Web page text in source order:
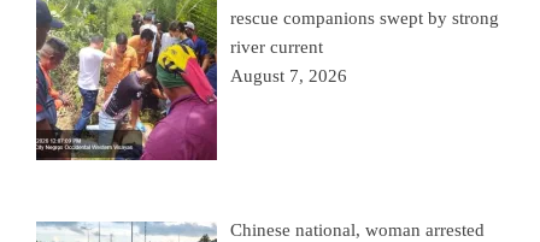
rescue companions swept by strong
river current
August 7, 2026
Chinese national, woman arrested